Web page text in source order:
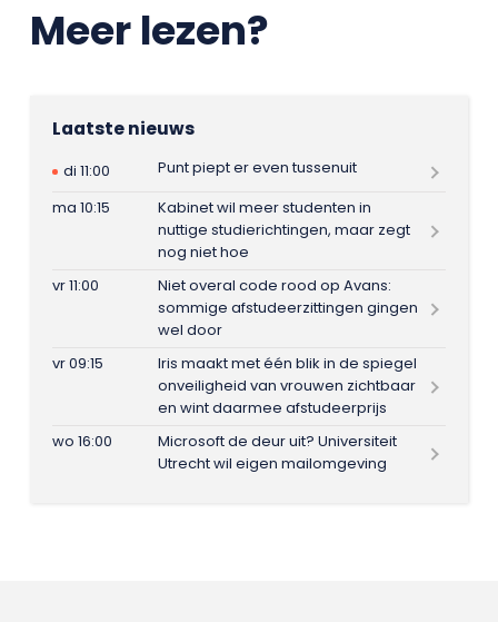
Meer lezen?
Laatste nieuws
di 11:00
Punt piept er even tussenuit
ma 10:15
Kabinet wil meer studenten in
nuttige studierichtingen, maar zegt
nog niet hoe
vr 11:00
Niet overal code rood op Avans:
sommige afstudeerzittingen gingen
wel door
vr 09:15
Iris maakt met één blik in de spiegel
onveiligheid van vrouwen zichtbaar
en wint daarmee afstudeerprijs
wo 16:00
Microsoft de deur uit? Universiteit
Utrecht wil eigen mailomgeving